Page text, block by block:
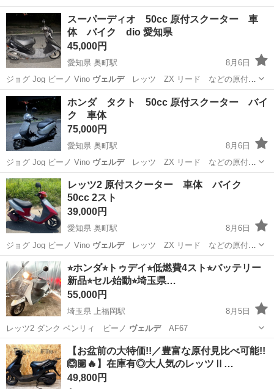
スーパーディオ 50cc 原付スクーター 車
体 バイク dio 愛知県
45,000円
愛知県 奥町駅
8月6日
ジョグ Jog ビーノ Vino ヴェルデレッツ ZX リード などの原付
お…
愛知 一宮市 奥町駅 バイク スーパーディオ
ホンダ タクト 50cc 原付スクーター バイ
ク 車体
75,000円
愛知県 奥町駅
8月6日
ジョグ Jog ビーノ Vino ヴェルデレッツ ZX リード などの原付
お…
愛知 一宮市 バイク タクト
レッツ2 原付スクーター 車体 バイク
50cc 2スト
39,000円
愛知県 奥町駅
8月6日
ジョグ Jog ビーノ Vino ヴェルデレッツ ZX リード などの原付
お…愛知 一宮市 奥町駅 バイク レッツ
⭐︎ホンダ⭐︎トゥデイ⭐︎低燃費4スト⭐︎バッテリー
新品⭐︎セル始動⭐︎埼玉県…
55,000円
埼玉県 上福岡駅
8月5日
レッツ2 ダンク ベンリィ ビーノ ヴェルデAF67
埼玉 川越市 上福岡駅 ホンダ エンジン
【お盆前の大特価!!／豊富な原付見比べ可能!!
🙆🏽🔥】在庫有◎大人気のレッツⅡ…
49,800円